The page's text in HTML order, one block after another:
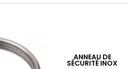
ANNEAU DE
SÉCURITÉ INOX